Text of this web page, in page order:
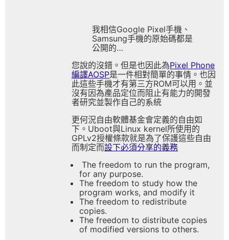
我相信Google Pixel手機、
Samsung手機的原始碼都是
公開的…
您說的沒錯。但是也因此為Pixel Phone
編譯AOSP是一件相對簡單的事情。也因
此這些手機才有第三方ROM可以用。並
沒有因為產品定位而阻止有能力的開發
者研究並製作自己的系統
更何況自由軟體基金會定義的自由如
下。Uboot與Linux kernel所使用的
GPLv2授權條款就是為了保護這些自由
而制定而設下必須分享的義務
The freedom to run the program,
for any purpose.
The freedom to study how the
program works, and modify it
The freedom to redistribute
copies.
The freedom to distribute copies
of modified versions to others.